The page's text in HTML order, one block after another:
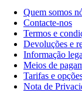
Quem somos
Contacte-nos
Termos e
Devoluções e
Informação
Meios de
Tarifas e
Nota de